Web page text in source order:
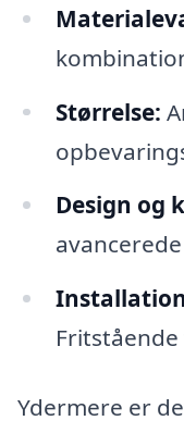
Størrelse:
Design og
Ydermere er